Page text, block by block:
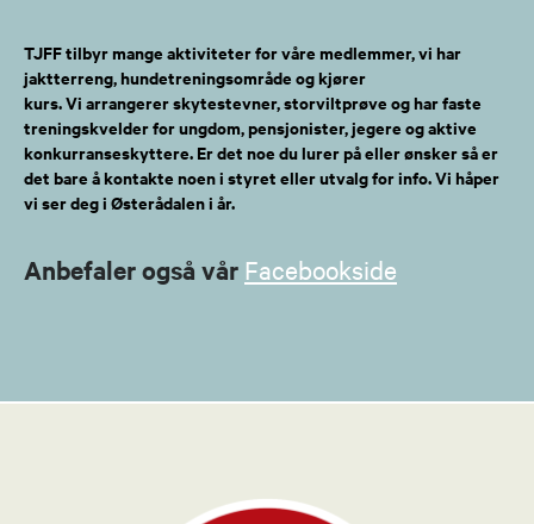
TJFF tilbyr mange aktiviteter for våre medlemmer, vi har
jaktterreng, hundetreningsområde og kjører
kurs. Vi arrangerer skytestevner, storviltprøve og har faste
treningskvelder for ungdom, pensjonister, jegere og aktive
konkurranseskyttere. Er det noe du lurer på eller ønsker så er
det bare å kontakte noen i styret eller utvalg for info. Vi håper
vi ser deg i Østerådalen i år.
Anbefaler også vår Facebookside